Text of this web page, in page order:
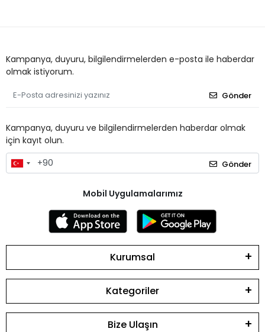
Kampanya, duyuru, bilgilendirmelerden e-posta ile haberdar
olmak istiyorum.
Gönder
Kampanya, duyuru ve bilgilendirmelerden haberdar olmak
için kayıt olun.
Gönder
Mobil Uygulamalarımız
Kurumsal
Kategoriler
Bize Ulaşın